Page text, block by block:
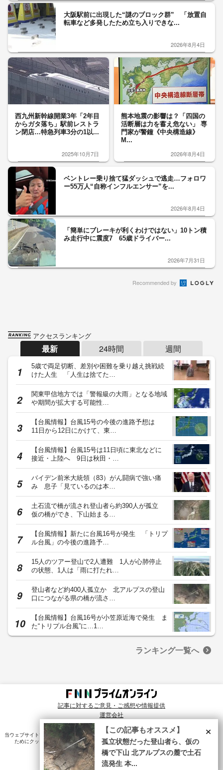
大阪駅前に出現した“謎のブロック群” 「放置自
転車など多発したため立ち入りできな...
2026年8月4日
西九州新幹線開業3年「2年目
からガタ落ち」駅前レストラ
ン閉店…特急列車3分の1以...
2025年10月7日
熊本地震の影響は？「四国の
活断層は力を蓄え危ない」 専
門家が警鐘《中央構造線》
M...
2026年8月4日
ベントレー乗り捨て猛ダッシュで逃走…フォロワ
ー55万人“自称インフルエンサー”を...
2026年8月4日
「簡単にブレーキが利くわけではない」10トン積
み走行中に震度7 65歳ドライバー...
2026年7月31日
Recommended by
アクセスランキング
最新 24時間 週間
5歳で両足切断、差別や困難を乗り越え挑戦続
けた人生 「人生は捨てた…
関東甲信地方では「警報級の大雨」となる地域
や期間が拡大する可能性…
【台風情報】台風15号の今後の進路予想は
11日から12日にかけて、東…
【台風情報】台風15号は11日頃に東北などに
接近・上陸へ 9日は秋田・…
バイデン前米大統領（83）がん闘病で強い痛
み 息子「見ているのは本…
土石流で橋が流され登山者ら約390人が孤立
仮の橋ができ、下山始まる…
【台風情報】新たに台風16号が発生 「トリプ
ル台風」の今後の進路予…
15人のツアー登山で2人遭難 1人が心肺停止
の状態、1人は「雨に打たれ…
登山者など約400人孤立か 北アルプスの登山
口につながる県の橋が流さ…
【台風情報】台風16号が小笠原近海で発生 ま
た“トリプル台風”に…1…
ランキング一覧へ
記事に対するご意見・ご感想や情報提供
運営会社
© Fuji News Network, Inc. All rights reserved.
当ウェブサイトでは、ユーザのニーズ・興味・関⼼に合致したコンテンツや広告配信を提供する
ためにクッキーを使⽤しています。詳細は、プライバシーポリシーをご確認ください。
×
【この記事もオススメ】
孤立状態だった登山者ら、仮の
橋で下山 北アルプスの麓で土石
流発生 本...